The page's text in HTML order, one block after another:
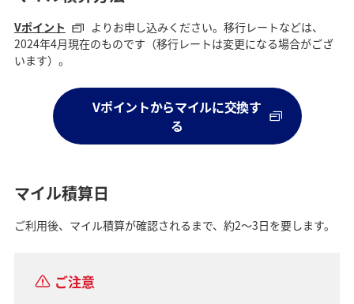
Vポイント
よりお申し込みください。移行レートなどは、
2024年4月現在のものです（移行レートは変更になる場合がござ
います）。
Vポイントからマイルに交換す
る
マイル積算日
ご利用後、マイル積算が確認されるまで、約2～3日を要します。
ご注意